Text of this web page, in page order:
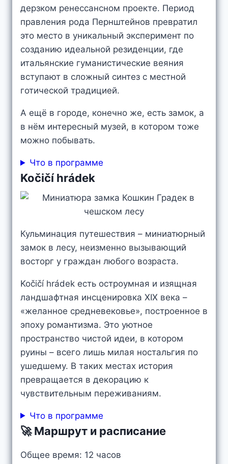
дерзком ренессансном проекте. Период
правления рода Пернштейнов превратил
это место в уникальный эксперимент по
созданию идеальной резиденции, где
итальянские гуманистические веяния
вступают в сложный синтез с местной
готической традицией.
А ещё в городе, конечно же, есть замок, а
в нём интересный музей, в котором тоже
можно побывать.
Что в программе
Kočičí hrádek
Кульминация путешествия – миниатюрный
замок в лесу, неизменно вызывающий
восторг у граждан любого возраста.
Kočičí hrádek есть остроумная и изящная
ландшафтная инсценировка XIX века –
«желанное средневековье», построенное в
эпоху романтизма. Это уютное
пространство чистой идеи, в котором
руины – всего лишь милая ностальгия по
ушедшему. В таких местах история
превращается в декорацию к
чувствительным переживаниям.
Что в программе
🚀 Маршрут и расписание
Общее время: 12 часов